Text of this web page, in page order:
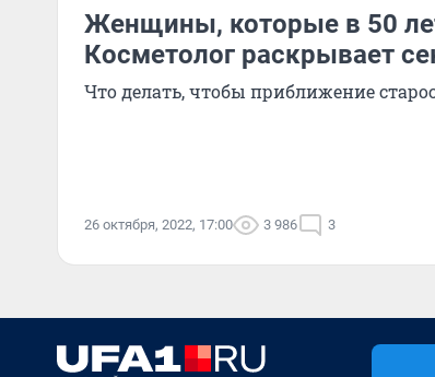
Женщины, которые в 50
Косметолог раскрывает
Что делать, чтобы приближение
26 октября, 2022, 17:00 3 986 3